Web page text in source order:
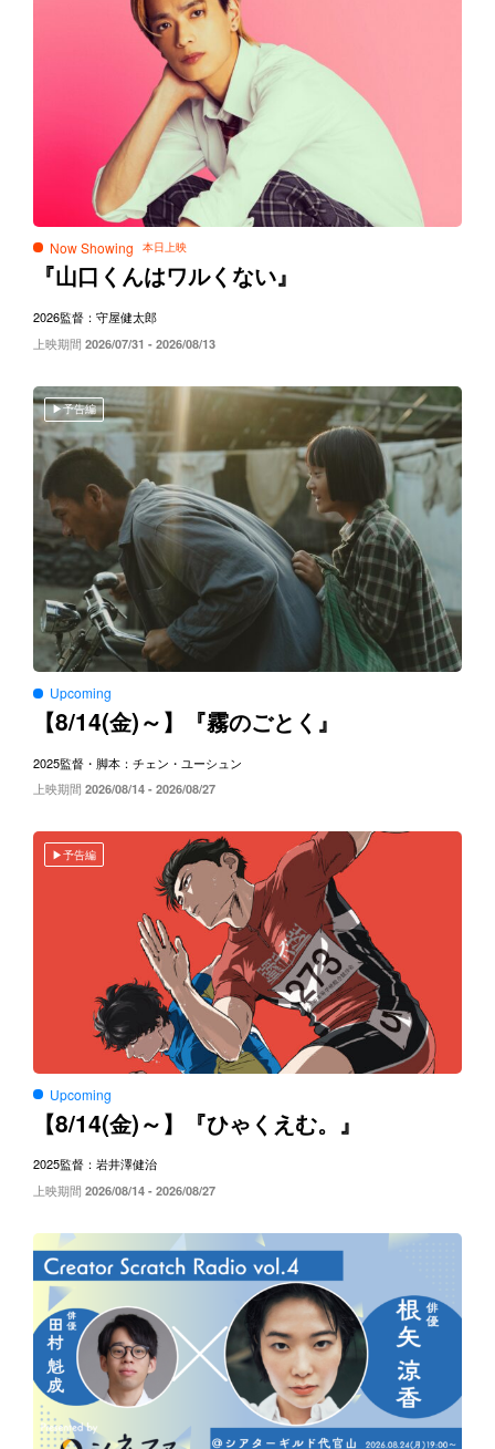
Now Showing
『山口くんはワルくない』
2026監督：守屋健太郎
上映期間 2026/07/31 - 2026/08/13
予告編
Upcoming
【8/14(金)～】『霧のごとく』
2025監督・脚本：チェン・ユーシュン
上映期間 2026/08/14 - 2026/08/27
予告編
Upcoming
【8/14(金)～】『ひゃくえむ。』
2025監督：岩井澤健治
上映期間 2026/08/14 - 2026/08/27